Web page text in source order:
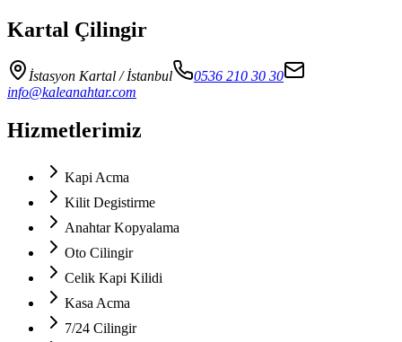
Kartal Çilingir
İstasyon Kartal/ İstanbul
0536 210 30 30
info@kaleanahtar.com
Hizmetlerimiz
Kapi Acma
Kilit Degistirme
Anahtar Kopyalama
Oto Cilingir
Celik Kapi Kilidi
Kasa Acma
7/24 Cilingir